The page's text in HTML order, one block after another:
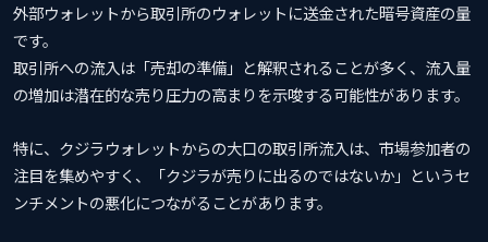
外部ウォレットから取引所のウォレットに送金された暗号資産の量
です。
取引所への流入は「売却の準備」と解釈されることが多く、流入量
の増加は潜在的な売り圧力の高まりを示唆する可能性があります。
特に、クジラウォレットからの大口の取引所流入は、市場参加者の
注目を集めやすく、「クジラが売りに出るのではないか」というセ
ンチメントの悪化につながることがあります。